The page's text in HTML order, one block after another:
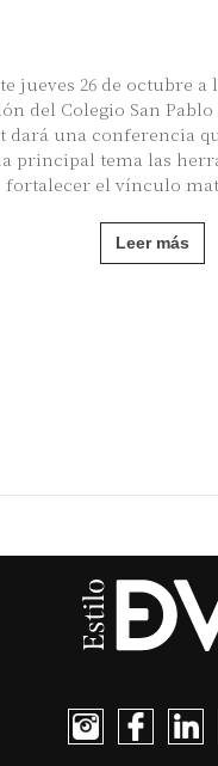
jueves 26 de octubre a
del Colegio San
dará una conferencia
principal tema las
fortalecer el vínculo
Leer más